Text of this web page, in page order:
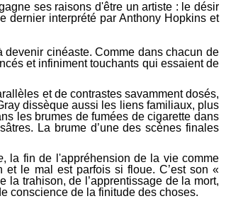
ses raisons d'être un artiste : le désir
dernier interprété par Anthony Hopkins et
cinéaste. Comme dans chacun de
et infiniment touchants qui essaient de
et de contrastes savamment dosés,
dissèque aussi les liens familiaux, plus
les brumes de fumées de cigarette dans
La brume d’une des scènes finales
, la fin de l'appréhension de la vie comme
et le mal est parfois si floue. C’est son «
la trahison, de l’apprentissage de la mort,
conscience de la finitude des choses.